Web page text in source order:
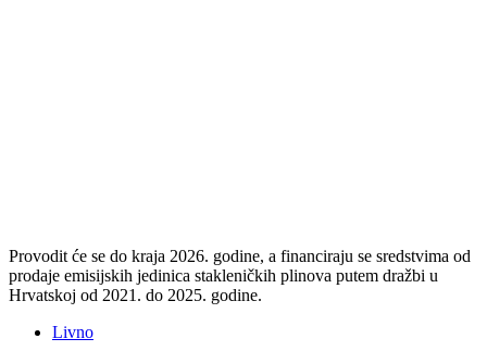
Provodit će se do kraja 2026. godine, a financiraju se sredstvima od
prodaje emisijskih jedinica stakleničkih plinova putem dražbi u
Hrvatskoj od 2021. do 2025. godine.
Livno